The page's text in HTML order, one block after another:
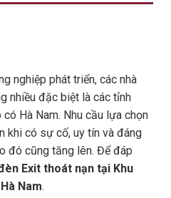
nghiệp phát triển, các nhà
nhiều đặc biệt là các tỉnh
Hà Nam. Nhu cầu lựa chọn
khi có sự cố, uy tín và đáng
đó cũng tăng lên. Để đáp
Exit thoát nạn tại Khu
Nam.